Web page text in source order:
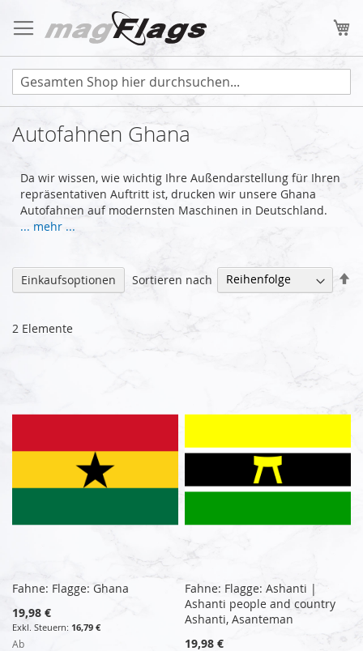
Inhalt
springen
Autofahnen Ghana
Da wir wissen, wie wichtig Ihre Außendarstellung für Ihren
repräsentativen Auftritt ist, drucken wir unsere Ghana
Autofahnen auf modernsten Maschinen in Deutschland.
... mehr ...
2 Elemente
Sortieren nach
Fahne: Flagge: Ghana
19,98 €
16,79 €
Ab
Fahne: Flagge: Ashanti |
Ashanti people and country
Ashanti, Asanteman
19,98 €
Einkaufsoptionen